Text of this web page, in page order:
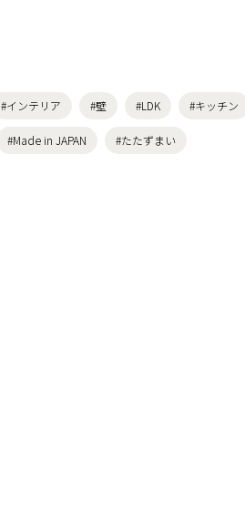
#インテリア #壁 #LDK #キッチン
#Made in JAPAN #たたずまい